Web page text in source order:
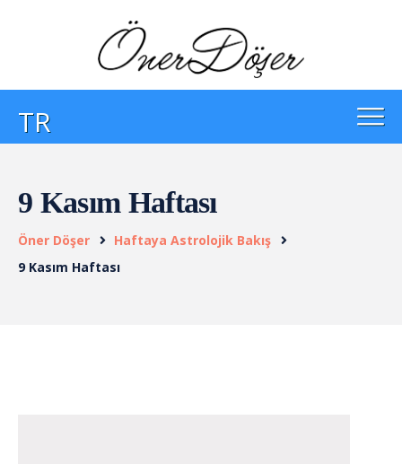
TR
9 Kasım Haftası
Öner Döşer
Haftaya Astrolojik Bakış
9 Kasım Haftası